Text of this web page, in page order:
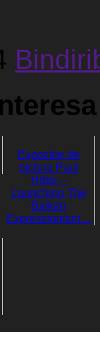
Expozitie de
pictura Paul
Hitter –
Launching The
Balkan
Expressionism…